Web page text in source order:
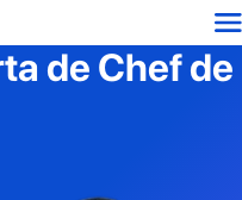
de Chef de